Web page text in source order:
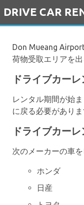
DRIVE CAR
Don Mueang
荷物受取エリアを
ドライブカー
レンタル期間が始
に戻る必要があり
ドライブカー
次のメーカーの車
ホンダ
日産